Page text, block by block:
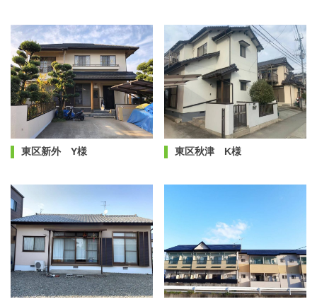
東区新外 Y様 東区秋津 K様